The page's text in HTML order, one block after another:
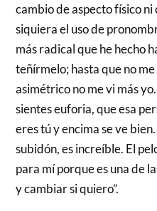
cambio de aspecto físico
siquiera el uso de
más radical que he hecho
teñírmelo; hasta que no
asimétrico no me vi más
sientes euforia, que esa
eres tú y encima se ve
subidón, es increíble. El
para mí porque es una de
y cambiar si quiero”.